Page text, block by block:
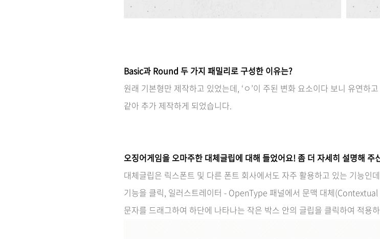
Basic과 Round 두 가지 패밀리로 구성한 이유는?
원래 기본형만 제작하고 있었는데, ‘ㅇ’이 주된 변화 요소이다 보니 유연하
같아 추가 제작하게 되었습니다.
오징어게임을 오마주한 대체글립에 대해 들었어요! 좀 더 자세히 설명해 주
대체글립은 릭스폰트 및 다른 폰트 회사에서도 자주 활용하고 있는 기능인
기능을 클릭, 일러스트레이터 - OpenType 패널에서 문맥 대체
문자를 드래그하여 하단에 나타나는 작은 박스 안의 글립을 클릭하여 적용